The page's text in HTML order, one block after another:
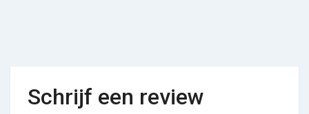
Schrijf een review